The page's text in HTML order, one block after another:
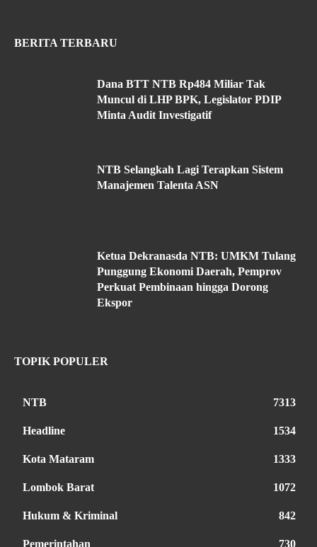
BERITA TERBARU
Dana BTT NTB Rp484 Miliar Tak
Muncul di LHP BPK, Legislator PDIP
Minta Audit Investigatif
NTB Selangkah Lagi Terapkan Sistem
Manajemen Talenta ASN
Ketua Dekranasda NTB: UMKM Tulang
Punggung Ekonomi Daerah, Pemprov
Perkuat Pembinaan hingga Dorong
Ekspor
TOPIK POPULER
NTB 7313
Headline 1534
Kota Mataram 1333
Lombok Barat 1072
Hukum & Kriminal 842
Pemerintahan 730